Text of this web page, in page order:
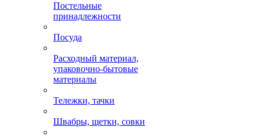
Постельные
принадлежности
Посуда
Расходный материал,
упаковочно-бытовые
материалы
Тележки, тачки
Швабры, щетки, совки